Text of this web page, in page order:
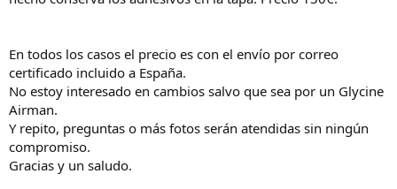
En todos los casos el precio es con el envío por correo
certificado incluido a España.
No estoy interesado en cambios salvo que sea por un Glycine
Airman.
Y repito, preguntas o más fotos serán atendidas sin ningún
compromiso.
Gracias y un saludo.